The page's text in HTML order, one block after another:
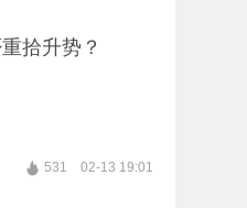
拾升势？
531 02-13 19:01